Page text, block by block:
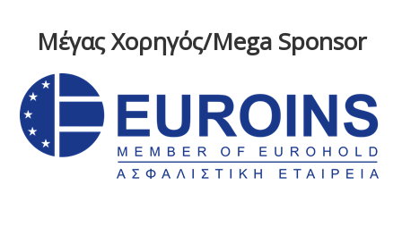
Μέγας Χορηγός/Mega Sponsor